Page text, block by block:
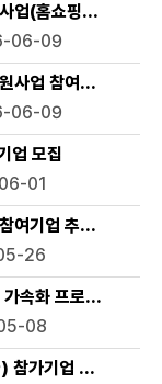
(홈쇼핑 방송지원)
06-09
사업 참여기업 모집
06-09
업 모집
01
기업 추가모집 공고
26
속화 프로그램 모집
08
가기업 모집 공고